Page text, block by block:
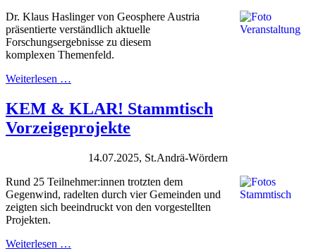
Dr. Klaus Haslinger von Geosphere Austria
präsentierte verständlich aktuelle
Forschungsergebnisse zu diesem
komplexen Themenfeld.
Weiterlesen …
KEM & KLAR! Stammtisch
Vorzeigeprojekte
14.07.2025, St.Andrä-Wördern
Rund 25 Teilnehmer:innen trotzten dem
Gegenwind, radelten durch vier Gemeinden und
zeigten sich beeindruckt von den vorgestellten
Projekten.
Weiterlesen …